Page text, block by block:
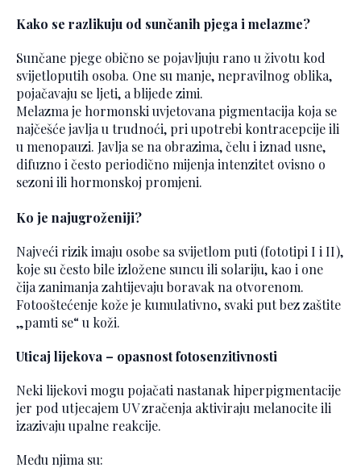
Kako se razlikuju od sunčanih pjega i melazme?
Sunčane pjege obično se pojavljuju rano u životu kod
svijetloputih osoba. One su manje, nepravilnog oblika,
pojačavaju se ljeti, a blijede zimi.
Melazma je hormonski uvjetovana pigmentacija koja se
najčešće javlja u trudnoći, pri upotrebi kontracepcije ili
u menopauzi. Javlja se na obrazima, čelu i iznad usne,
difuzno i često periodično mijenja intenzitet ovisno o
sezoni ili hormonskoj promjeni.
Ko je najugroženiji?
Najveći rizik imaju osobe sa svijetlom puti (fototipi I i II),
koje su često bile izložene suncu ili solariju, kao i one
čija zanimanja zahtijevaju boravak na otvorenom.
Fotooštećenje kože je kumulativno, svaki put bez zaštite
„pamti se“ u koži.
Uticaj lijekova – opasnost fotosenzitivnosti
Neki lijekovi mogu pojačati nastanak hiperpigmentacije
jer pod utjecajem UV zračenja aktiviraju melanocite ili
izazivaju upalne reakcije.
Među njima su: